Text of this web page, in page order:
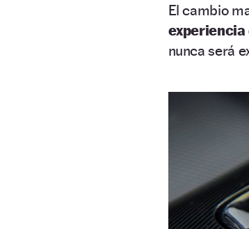
El cambio
experiencia
nunca será